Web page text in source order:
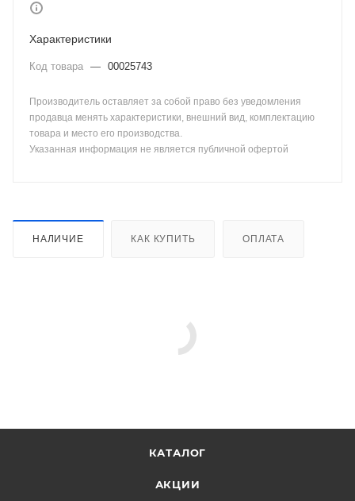
Характеристики
Код товара — 00025743
Производитель оставляет за собой право без уведомления
продавца менять характеристики, внешний вид, комплектацию
товара и место его производства.
Указанная информация не является публичной офертой
НАЛИЧИЕ КАК КУПИТЬ ОПЛАТА
КАТАЛОГ
АКЦИИ